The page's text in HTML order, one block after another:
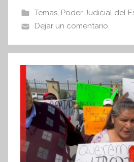
I
o
r
m
a
t
i
v
a
b
o
o
k
A
p
p
Temas, Poder Judicial del
Dejar un comentario